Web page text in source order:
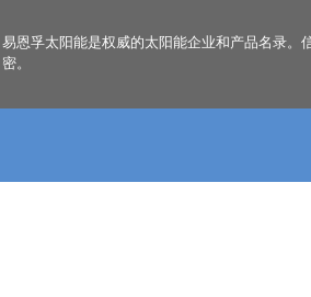
易恩孚太阳能是权威的太阳能企业和产品名录。
密。